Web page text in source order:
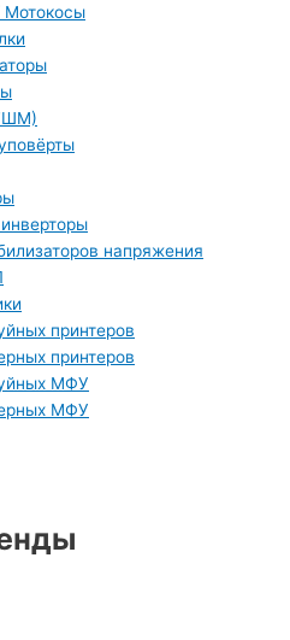
напряжения
принтеров
принтеров
МФУ
МФУ